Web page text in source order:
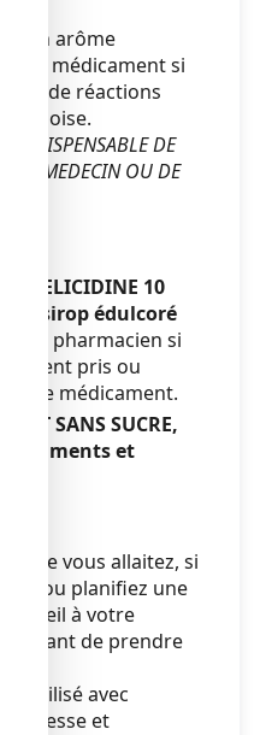
un arôme
ce médicament si
de réactions
INDISPENSABLE DE
MEDECIN OU DE
HELICIDINE 10
sirop édulcoré
ou pharmacien si
pris ou
médicament.
SANS SUCRE,
aliments et
que vous allaitez, si
ou planifiez une
conseil à votre
avant de prendre
utilisé avec
et